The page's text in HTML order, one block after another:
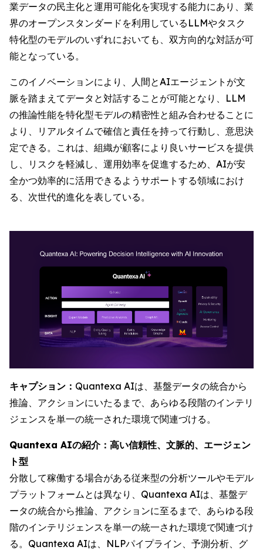
業データの民主化と運用可能化を実現する能力にあり、業
界のオープンスタンダードを利用しているLLMやタスク
特化型のモデルのいずれにおいても、双方向的な対話が可
能となっている。
このイノベーションにより、人間とAIエージェントが文
脈を踏まえてデータと対話することが可能となり、LLM
の推論性能を特化型モデルの精密性と組み合わせることに
より、リアルタイムで確信と責任を持って行動し、意思決
定できる。これは、組織が顧客により良いサービスを提供
し、リスクを軽減し、運用効率を促進するため、AIが安
全かつ効率的に活用できるようサポートする領域におけ
る、次世代的進化を表している。
キャプション： Quantexa AIは、基盤データの統合から
推論、アクションにいたるまで、あらゆる段階のインテリ
ジェンスを単一の統一された環境で関連づける。
Quantexa AIの紹介：高い信頼性、文脈的、エージェン
ト型
分散して稼働する場合がある従来型の分析ツールやモデル
プラットフォームとは異なり、Quantexa AIは、基盤デ
ータの統合から推論、アクションに至るまで、あらゆる段
階のインテリジェンスを単一の統一された環境で関連づけ
る。Quantexa AIは、NLPパイプライン、予測分析、グ